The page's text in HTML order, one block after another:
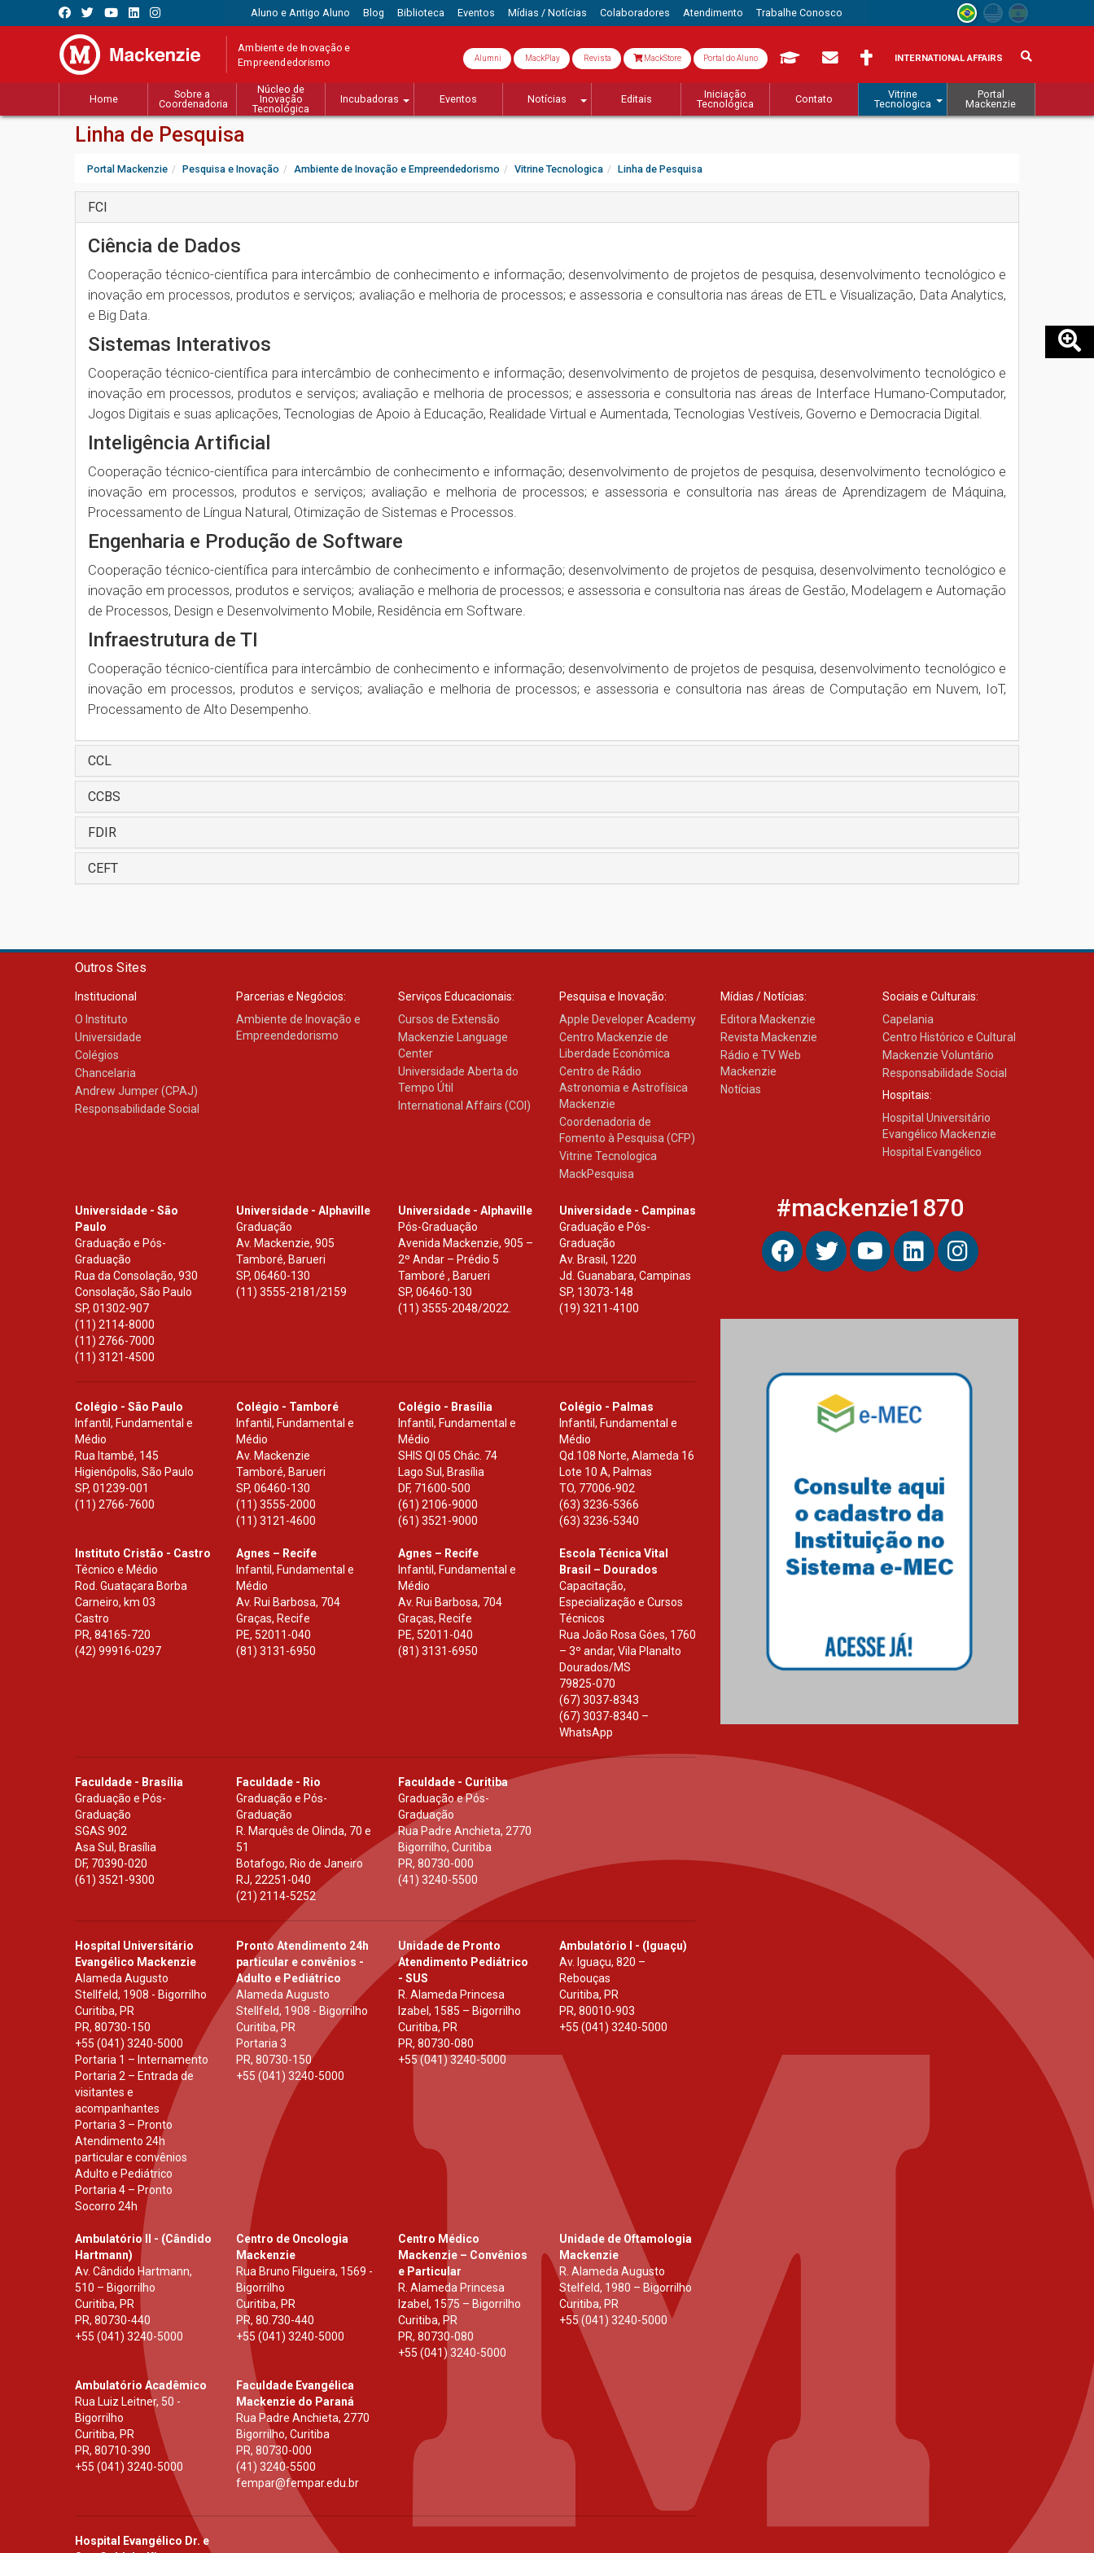
Aluno e Antigo Aluno Blog Biblioteca Eventos Mídias / Notícias Colaboradores Atendimento Trabalhe Conosco
Ambiente de Inovação e
Empreendedorismo Alumni MackPlay Revista MackStore Portal do Aluno INTERNATIONAL AFFAIRS
Home
Sobre a
Coordenadoria
Núcleo de
Inovação
Tecnológica
Incubadoras Eventos Notícias Editais
Iniciação
Tecnológica
Contato
Vitrine
Tecnologica
Portal
Mackenzie
Linha de Pesquisa
Portal Mackenzie Pesquisa e Inovação Ambiente de Inovação e Empreendedorismo Vitrine Tecnologica Linha de Pesquisa
FCI
Ciência de Dados
Cooperação técnico-científica para intercâmbio de conhecimento e informação; desenvolvimento de projetos de pesquisa, desenvolvimento tecnológico e
inovação em processos, produtos e serviços; avaliação e melhoria de processos; e assessoria e consultoria nas áreas de ETL e Visualização, Data Analytics,
e Big Data.
Sistemas Interativos
Cooperação técnico-científica para intercâmbio de conhecimento e informação; desenvolvimento de projetos de pesquisa, desenvolvimento tecnológico e
inovação em processos, produtos e serviços; avaliação e melhoria de processos; e assessoria e consultoria nas áreas de Interface Humano-Computador​,
Jogos Digitais e suas aplicações​, Tecnologias de Apoio à Educação​, Realidade Virtual e Aumentada​, Tecnologias Vestíveis​, Governo e Democracia Digital.
Inteligência Artificial
Cooperação técnico-científica para intercâmbio de conhecimento e informação; desenvolvimento de projetos de pesquisa, desenvolvimento tecnológico e
inovação em processos, produtos e serviços; avaliação e melhoria de processos; e assessoria e consultoria nas áreas de Aprendizagem de Máquina​,
Processamento de Língua Natural​, Otimização de Sistemas e Processos​.
Engenharia e Produção de Software
Cooperação técnico-científica para intercâmbio de conhecimento e informação; desenvolvimento de projetos de pesquisa, desenvolvimento tecnológico e
inovação em processos, produtos e serviços; avaliação e melhoria de processos; e assessoria e consultoria nas áreas de Gestão, Modelagem e Automação
de Processos​, Design e Desenvolvimento Mobile​, Residência em Software​.
Infraestrutura de TI​
Cooperação técnico-científica para intercâmbio de conhecimento e informação; desenvolvimento de projetos de pesquisa, desenvolvimento tecnológico e
inovação em processos, produtos e serviços; avaliação e melhoria de processos; e assessoria e consultoria nas áreas de Computação em Nuvem​, IoT,
Processamento de Alto Desempenho​.
CCL
CCBS
FDIR
CEFT
Outros Sites
Institucional
O Instituto
Universidade
Colégios
Chancelaria
Andrew Jumper (CPAJ)
Responsabilidade Social
Parcerias e Negócios:
Ambiente de Inovação e
Empreendedorismo
Serviços Educacionais:
Cursos de Extensão
Mackenzie Language
Center
Universidade Aberta do
Tempo Útil
International Affairs (COI)
Pesquisa e Inovação:
Apple Developer Academy
Centro Mackenzie de
Liberdade Econômica
Centro de Rádio
Astronomia e Astrofísica
Mackenzie
Coordenadoria de
Fomento à Pesquisa (CFP)
Vitrine Tecnologica
MackPesquisa
Mídias / Notícias:
Editora Mackenzie
Revista Mackenzie
Rádio e TV Web
Mackenzie
Notícias
Sociais e Culturais:
Capelania
Centro Histórico e Cultural
Mackenzie Voluntário
Responsabilidade Social
Hospitais:
Hospital Universitário
Evangélico Mackenzie
Hospital Evangélico
Universidade - São
Paulo
Graduação e Pós-
Graduação
Rua da Consolação, 930
Consolação, São Paulo
SP, 01302-907
(11) 2114-8000
(11) 2766-7000
(11) 3121-4500
Universidade - Alphaville
Graduação
Av. Mackenzie, 905
Tamboré, Barueri
SP,06460-130
(11) 3555-2181/2159
Universidade - Alphaville
Pós-Graduação
Avenida Mackenzie, 905 –
2º Andar – Prédio 5
Tamboré , Barueri
SP, 06460-130
(11) 3555-2048/2022.
Universidade - Campinas
Graduação e Pós-
Graduação
Av. Brasil, 1220
Jd. Guanabara, Campinas
SP, 13073-148
(19) 3211-4100
Colégio - São Paulo
Infantil, Fundamental e
Médio
Rua Itambé, 145
Higienópolis, São Paulo
SP, 01239-001
(11) 2766-7600
Colégio - Tamboré
Infantil, Fundamental e
Médio
Av. Mackenzie
Tamboré, Barueri
SP,06460-130
(11) 3555-2000
(11) 3121-4600
Colégio - Brasília
Infantil, Fundamental e
Médio
SHIS Ql 05 Chác. 74
Lago Sul, Brasília
DF, 71600-500
(61) 2106-9000
(61) 3521-9000
Colégio - Palmas
Infantil, Fundamental e
Médio
Qd.108 Norte, Alameda 16
Lote 10 A, Palmas
TO, 77006-902
(63) 3236-5366
(63) 3236-5340
Instituto Cristão - Castro
Técnico e Médio
Rod. Guataçara Borba
Carneiro, km 03
Castro
PR, 84165-720
(42) 99916-0297
Agnes – Recife
Infantil, Fundamental e
Médio
Av. Rui Barbosa, 704
Graças, Recife
PE, 52011-040
(81) 3131-6950
Agnes – Recife
Infantil, Fundamental e
Médio
Av. Rui Barbosa, 704
Graças, Recife
PE, 52011-040
(81) 3131-6950
Escola Técnica Vital
Brasil – Dourados
Capacitação,
Especialização e Cursos
Técnicos
Rua João Rosa Góes, 1760
– 3º andar, Vila Planalto
Dourados/MS
79825-070
(67) 3037-8343
(67) 3037-8340 –
WhatsApp
Faculdade - Brasília
Graduação e Pós-
Graduação
SGAS 902
Asa Sul, Brasília
DF, 70390-020
(61) 3521-9300
Faculdade - Rio
Graduação e Pós-
Graduação
R. Marquês de Olinda, 70 e
51
Botafogo, Rio de Janeiro
RJ,22251-040
(21) 2114-5252
Faculdade - Curitiba
Graduação e Pós-
Graduação
Rua Padre Anchieta, 2770
Bigorrilho, Curitiba
PR, 80730-000
(41) 3240-5500
Hospital Universitário
Evangélico Mackenzie
Alameda Augusto
Stellfeld, 1908 - Bigorrilho
Curitiba, PR
PR, 80730-150
+55 (041) 3240-5000
Portaria 1 – Internamento
Portaria 2 – Entrada de
visitantes e
acompanhantes
Portaria 3 – Pronto
Atendimento 24h
particular e convênios
Adulto e Pediátrico
Portaria 4 – Pronto
Socorro 24h
Pronto Atendimento 24h
particular e convênios -
Adulto e Pediátrico
Alameda Augusto
Stellfeld, 1908 - Bigorrilho
Curitiba, PR
Portaria 3
PR,80730-150
+55 (041) 3240-5000
Unidade de Pronto
Atendimento Pediátrico
- SUS
R. Alameda Princesa
Izabel, 1585 – Bigorrilho
Curitiba, PR
PR, 80730-080
+55 (041) 3240-5000
Ambulatório I - (Iguaçu)
Av. Iguaçu, 820 –
Rebouças
Curitiba, PR
PR, 80010-903
+55 (041) 3240-5000
Ambulatório II - (Cândido
Hartmann)
Av. Cândido Hartmann,
510 – Bigorrilho
Curitiba, PR
PR, 80730-440
+55 (041) 3240-5000
Centro de Oncologia
Mackenzie
Rua Bruno Filgueira, 1569 -
Bigorrilho
Curitiba, PR
PR,80.730-440
+55 (041) 3240-5000
Centro Médico
Mackenzie – Convênios
e Particular
R. Alameda Princesa
Izabel, 1575 – Bigorrilho
Curitiba, PR
PR, 80730-080
+55 (041) 3240-5000
Unidade de Oftamologia
Mackenzie
R. Alameda Augusto
Stelfeld, 1980 – Bigorrilho
Curitiba, PR
+55 (041) 3240-5000
Ambulatório Acadêmico
Rua Luiz Leitner, 50 -
Bigorrilho
Curitiba, PR
PR, 80710-390
+55 (041) 3240-5000
Faculdade Evangélica
Mackenzie do Paraná
Rua Padre Anchieta, 2770
Bigorrilho, Curitiba
PR,80730-000
(41) 3240-5500
fempar@fempar.edu.br
Hospital Evangélico Dr. e
#mackenzie1870